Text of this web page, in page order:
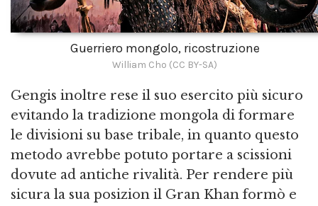
Guerriero mongolo, ricostruzione
William Cho (CC BY-SA)
Gengis inoltre rese il suo esercito più sicuro
evitando la tradizione mongola di formare
le divisioni su base tribale, in quanto questo
metodo avrebbe potuto portare a scissioni
dovute ad antiche rivalità. Per rendere più
sicura la sua posizion il Gran Khan formò e